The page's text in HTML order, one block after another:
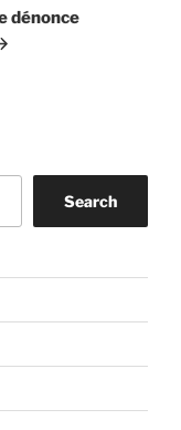
dénonce
Search